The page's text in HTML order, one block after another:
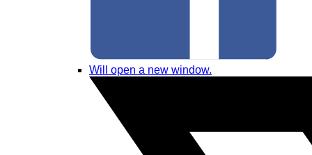
Will open a new window.